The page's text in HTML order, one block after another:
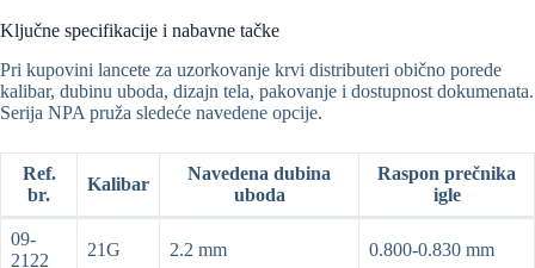
Ključne specifikacije i nabavne tačke
Pri kupovini lancete za uzorkovanje krvi distributeri obično porede
kalibar, dubinu uboda, dizajn tela, pakovanje i dostupnost dokumenata.
Serija NPA pruža sledeće navedene opcije.
Ref.
br.
Kalibar
Navedena dubina
uboda
Raspon prečnika
igle
09-
2122
21G 2.2 mm 0.800-0.830 mm